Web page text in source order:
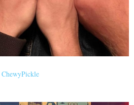
ChewyPickle